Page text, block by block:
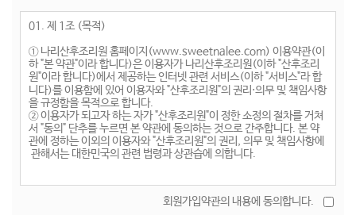
회원가입약관의 내용에 동의합니다.